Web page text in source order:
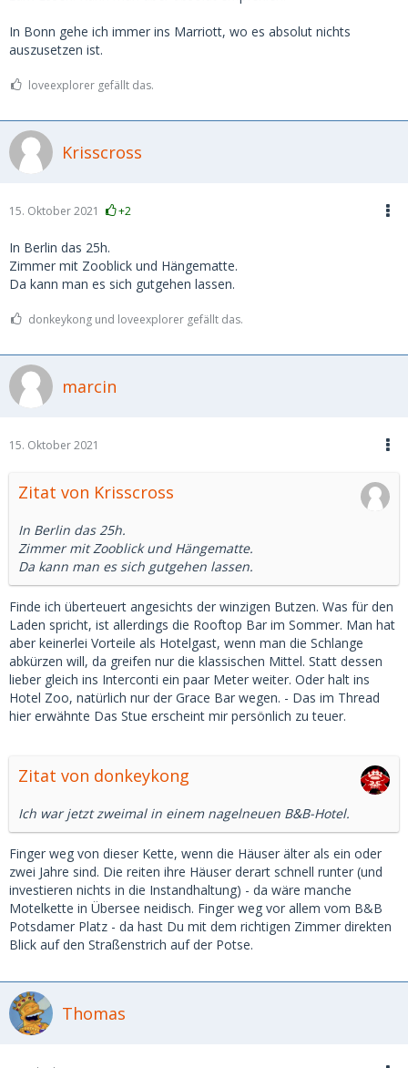
In Bonn gehe ich immer ins Marriott, wo es absolut nichts
auszusetzen ist.
loveexplorer gefällt das.
Krisscross
15. Oktober 2021 +2
In Berlin das 25h.
Zimmer mit Zooblick und Hängematte.
Da kann man es sich gutgehen lassen.
donkeykong und loveexplorer gefällt das.
marcin
15. Oktober 2021
Zitat von Krisscross
In Berlin das 25h.
Zimmer mit Zooblick und Hängematte.
Da kann man es sich gutgehen lassen.
Finde ich überteuert angesichts der winzigen Butzen. Was für den
Laden spricht, ist allerdings die Rooftop Bar im Sommer. Man hat
aber keinerlei Vorteile als Hotelgast, wenn man die Schlange
abkürzen will, da greifen nur die klassischen Mittel. Statt dessen
lieber gleich ins Interconti ein paar Meter weiter. Oder halt ins
Hotel Zoo, natürlich nur der Grace Bar wegen. - Das im Thread
hier erwähnte Das Stue erscheint mir persönlich zu teuer.
Zitat von donkeykong
Ich war jetzt zweimal in einem nagelneuen B&B-Hotel.
Finger weg von dieser Kette, wenn die Häuser älter als ein oder
zwei Jahre sind. Die reiten ihre Häuser derart schnell runter (und
investieren nichts in die Instandhaltung) - da wäre manche
Motelkette in Übersee neidisch. Finger weg vor allem vom B&B
Potsdamer Platz - da hast Du mit dem richtigen Zimmer direkten
Blick auf den Straßenstrich auf der Potse.
Thomas